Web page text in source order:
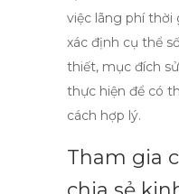
việc lãng phí thời
xác định cụ thể
thiết, mục đích
thực hiện để có
cách hợp lý.
Tham gia